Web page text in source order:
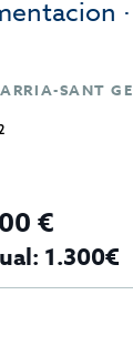
y Estetica
·
2
1.000€